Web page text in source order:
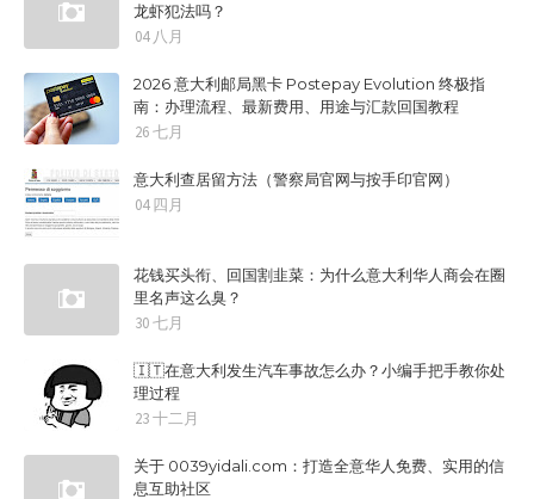
龙虾犯法吗？
04 八月
2026 意大利邮局黑卡 Postepay Evolution 终极指
南：办理流程、最新费用、用途与汇款回国教程
26 七月
意大利查居留方法（警察局官网与按手印官网）
04 四月
花钱买头衔、回国割韭菜：为什么意大利华人商会在圈
里名声这么臭？
30 七月
🇮🇹在意大利发生汽车事故怎么办？小编手把手教你处
理过程
23 十二月
关于 0039yidali.com：打造全意华人免费、实用的信
息互助社区